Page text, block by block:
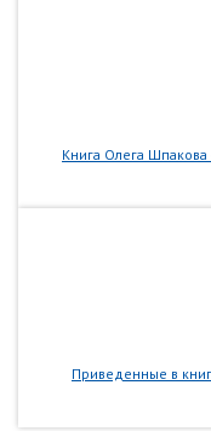
Книга Олега Шпакова
Приведенные в